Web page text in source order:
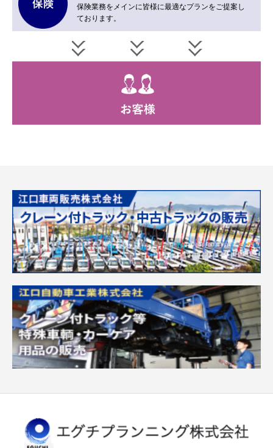
保険業務をメインに皆様に最適なプランをご提案し
ております。